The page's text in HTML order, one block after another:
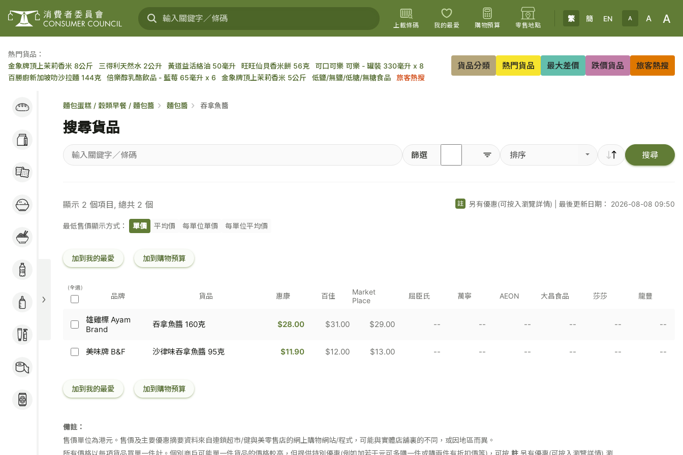
上載條碼 我的最愛 購物預算 零售地點
上載圖片
繁 簡 EN A A A
熱門貨品：
金象牌頂上茉莉香米 8公斤
三得利天然水 2公升 黃道益活絡油 50毫升 旺旺仙貝香米餅 56克
可口可樂 可樂 - 罐裝 330毫升 x 8
百勝廚新加坡叻沙拉麵 144克
倍樂醇乳酪飲品 - 藍莓 65毫升 x 6 金象牌頂上茉莉香米 5公斤 低鹽/無鹽/低糖/無糖食品 旅客熱搜
貨品分類 熱門貨品 最大差價 跌價貨品 旅客熱搜
麵包蛋糕 / 穀類早餐
/ 麵包醬
奶類及乳製品 / 大豆
製品 / 蛋類
米 / 食油 / 罐頭 / 蔬
果 / 肉類
粉麵 / 煮食用料 / 冷
奶粉 / 嬰兒用品
麵包蛋糕 / 穀類早餐 / 麵包醬 麵包醬 吞拿魚醬
搜尋貨品
鍵
／
篩選 排序 搜尋
顯示 2 個項目, 總共 2 個 註 另有優惠(可按入瀏覽詳情) 最後更新日期： 2026-08-08 09:50
最低售價顯示方式： 單價 平均價 每單位單價 每單位平均價
加到我的最愛 加到購物預算
(全選)
品牌 貨品 惠康 百佳
Market
Place
屈臣氏 萬寧 AEON 大昌食品 莎莎 龍豐
雄
標
Ayam
吞
拿
160
雄雞標 Ayam
Brand
吞拿魚醬 160克 $28.00 $31.00 $29.00 -- -- -- -- -- --
美
B&F
-
味
吞
拿
魚
美味牌 B&F 沙律味吞拿魚醬 95克 $11.90 $12.00 $13.00 -- -- -- -- -- --
加到我的最愛 加到購物預算
備註：
售價單位為港元。售價及主要優惠摘要資料來自連鎖超市/健與美零售店的網上購物網站/程式，可能與實體店舖裏的不同，或因地區而異。